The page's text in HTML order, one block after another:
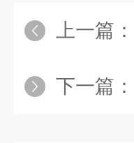
上一篇：
下一篇：